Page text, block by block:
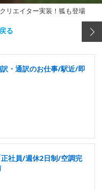
リエイター実装！狐も登場
る
・通訳のお仕事/駅近/即
社員/週休2日制/空調完